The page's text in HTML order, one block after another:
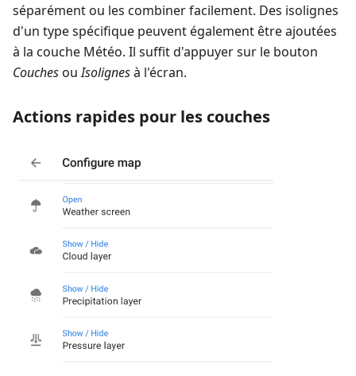
séparément ou les combiner facilement. Des isolignes
d'un type spécifique peuvent également être ajoutées
à la couche Météo. Il suffit d'appuyer sur le bouton
CouchesouIsolignesà l'écran.
Actions rapides pour les couches